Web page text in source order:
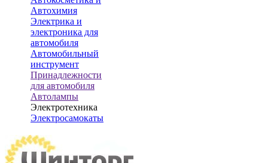
Автохимия
Электрика и
электроника для
автомобиля
Автомобильный
инструмент
Принадлежности
для автомобиля
Автолампы
Электротехника
Электросамокаты